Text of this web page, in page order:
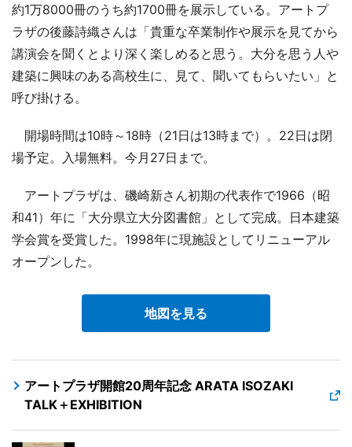
約1万8000冊のうち約1700冊を展示している。アートプ
ラザの後藤詩織さんは「貴重な卒業制作や展示を見てから
講演会を聞くとより深く楽しめると思う。大分を思う人や
建築に興味のある高校生に、見て、聞いてもらいたい」と
呼び掛ける。
開場時間は10時～18時（21日は13時まで）。22日は閉
場予定。入場無料。今月27日まで。
アートプラザは、磯崎新さん初期の代表作で1966（昭
和41）年に「大分県立大分図書館」として完成。日本建築
学会賞を受賞した。1998年に現施設としてリニューアル
オープンした。
地図を見る
アートプラザ開館20周年記念 ARATA ISOZAKI
TALK＋EXHIBITION